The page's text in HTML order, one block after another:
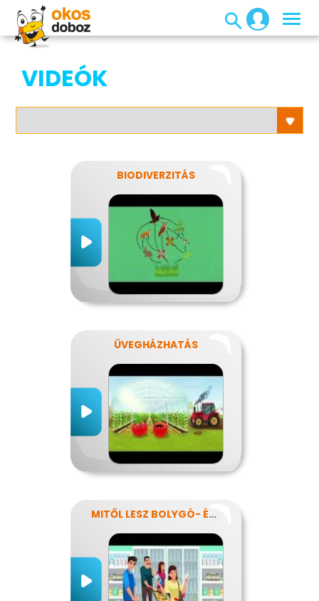
VIDEÓK
BIODIVERZITÁS
ÜVEGHÁZHATÁS
MITŐL LESZ BOLYGÓ- ÉS EGÉSZSÉGTUDATOS IS AZ ÉTRENDEM?